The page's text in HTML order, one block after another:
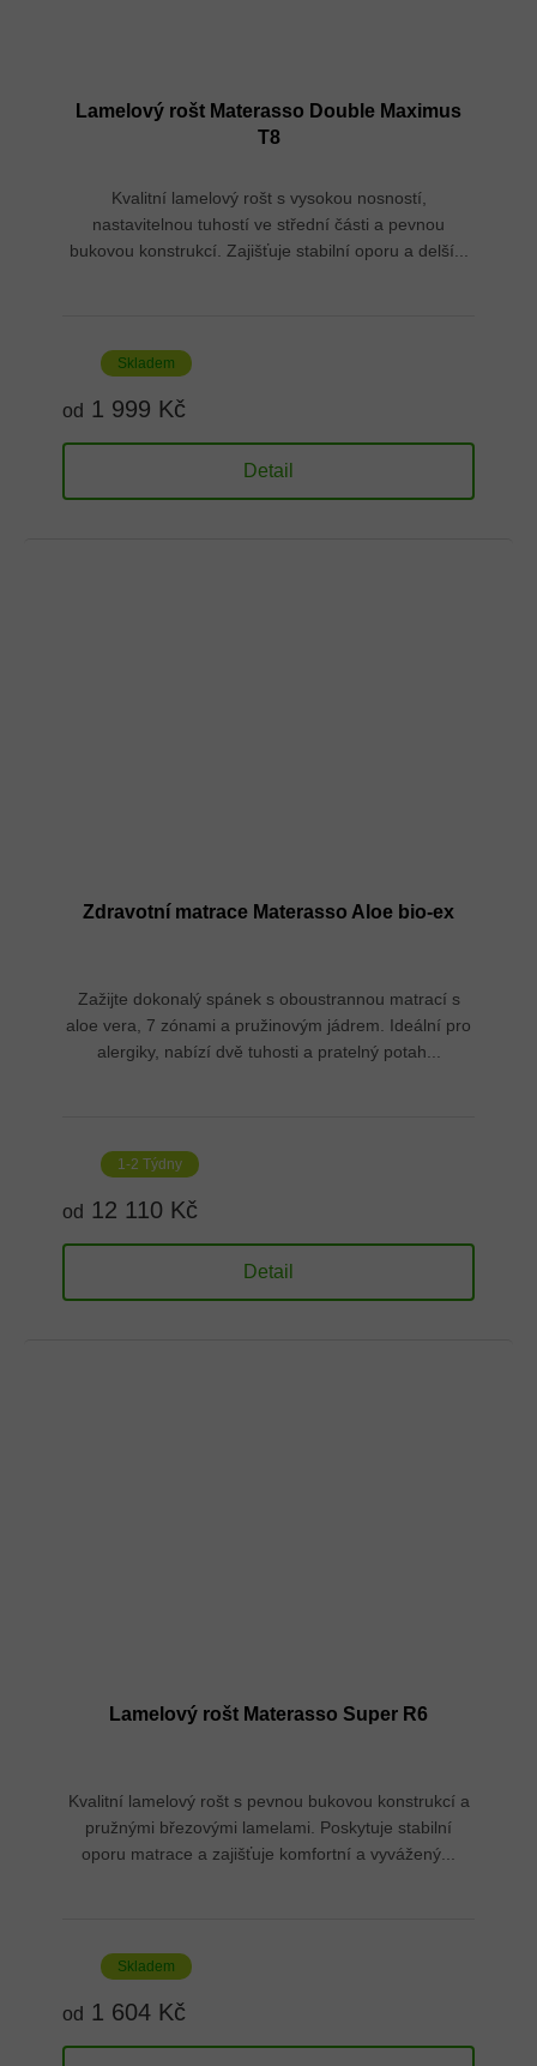
Lamelový rošt Materasso Double Maximus
T8
Kvalitní lamelový rošt s vysokou nosností,
nastavitelnou tuhostí ve střední části a pevnou
bukovou konstrukcí. Zajišťuje stabilní oporu a delší...
Skladem
od 1 999 Kč
Detail
Zdravotní matrace Materasso Aloe bio-ex
Zažijte dokonalý spánek s oboustrannou matrací s
aloe vera, 7 zónami a pružinovým jádrem. Ideální pro
alergiky, nabízí dvě tuhosti a pratelný potah...
1-2 Týdny
od 12 110 Kč
Detail
Lamelový rošt Materasso Super R6
Kvalitní lamelový rošt s pevnou bukovou konstrukcí a
pružnými březovými lamelami. Poskytuje stabilní
oporu matrace a zajišťuje komfortní a vyvážený...
Skladem
od 1 604 Kč